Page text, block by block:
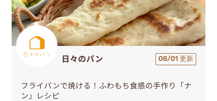
日々のパン 08/01 更新
フライパンで焼ける！ふわもち食感の手作り「ナ
ン」レシピ